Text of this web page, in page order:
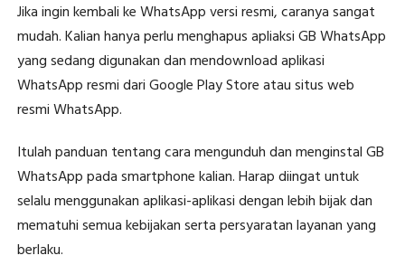
Jika ingin kembali ke WhatsApp versi resmi, caranya sangat
mudah. Kalian hanya perlu menghapus apliaksi GB WhatsApp
yang sedang digunakan dan mendownload aplikasi
WhatsApp resmi dari Google Play Store atau situs web
resmi WhatsApp.
Itulah panduan tentang cara mengunduh dan menginstal GB
WhatsApp pada smartphone kalian. Harap diingat untuk
selalu menggunakan aplikasi-aplikasi dengan lebih bijak dan
mematuhi semua kebijakan serta persyaratan layanan yang
berlaku.